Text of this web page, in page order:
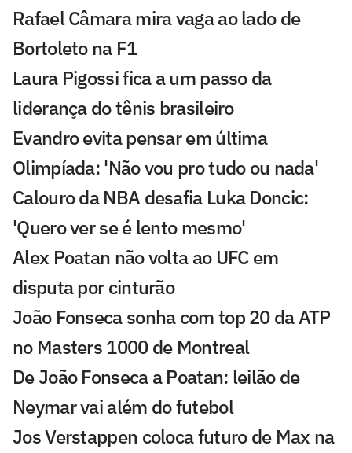
Rafael Câmara mira vaga ao lado de
Bortoleto na F1
Laura Pigossi fica a um passo da
liderança do tênis brasileiro
Evandro evita pensar em última
Olimpíada: 'Não vou pro tudo ou nada'
Calouro da NBA desafia Luka Doncic:
'Quero ver se é lento mesmo'
Alex Poatan não volta ao UFC em
disputa por cinturão
João Fonseca sonha com top 20 da ATP
no Masters 1000 de Montreal
De João Fonseca a Poatan: leilão de
Neymar vai além do futebol
Jos Verstappen coloca futuro de Max na